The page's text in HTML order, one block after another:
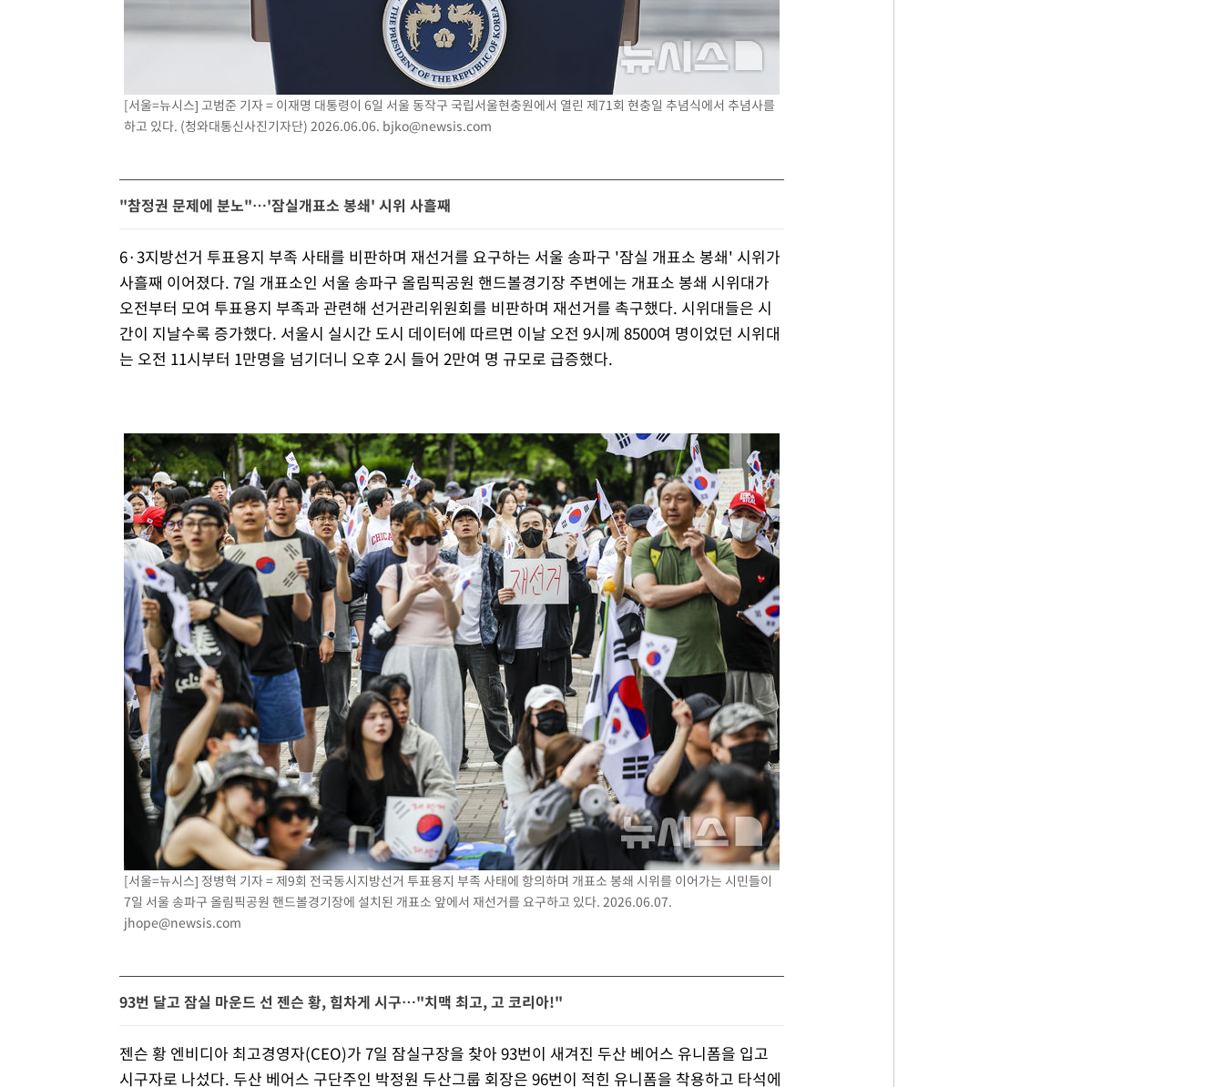
[서울=뉴시스] 고범준 기자 = 이재명 대통령이 6일 서울 동작구 국립서울현충원에서 열린 제71회 현충일 추념식에서 추념사를
하고 있다. (청와대통신사진기자단) 2026.06.06. bjko@newsis.com
"참정권 문제에 분노"…'잠실개표소 봉쇄' 시위 사흘째
6·3지방선거 투표용지 부족 사태를 비판하며 재선거를 요구하는 서울 송파구 '잠실 개표소 봉쇄' 시위가
사흘째 이어졌다. 7일 개표소인 서울 송파구 올림픽공원 핸드볼경기장 주변에는 개표소 봉쇄 시위대가
오전부터 모여 투표용지 부족과 관련해 선거관리위원회를 비판하며 재선거를 촉구했다. 시위대들은 시
간이 지날수록 증가했다. 서울시 실시간 도시 데이터에 따르면 이날 오전 9시께 8500여 명이었던 시위대
는 오전 11시부터 1만명을 넘기더니 오후 2시 들어 2만여 명 규모로 급증했다.
[서울=뉴시스] 정병혁 기자 = 제9회 전국동시지방선거 투표용지 부족 사태에 항의하며 개표소 봉쇄 시위를 이어가는 시민들이
7일 서울 송파구 올림픽공원 핸드볼경기장에 설치된 개표소 앞에서 재선거를 요구하고 있다. 2026.06.07.
jhope@newsis.com
93번 달고 잠실 마운드 선 젠슨 황, 힘차게 시구…"치맥 최고, 고 코리아!"
젠슨 황 엔비디아 최고경영자(CEO)가 7일 잠실구장을 찾아 93번이 새겨진 두산 베어스 유니폼을 입고
시구자로 나섰다. 두산 베어스 구단주인 박정원 두산그룹 회장은 96번이 적힌 유니폼을 착용하고 타석에